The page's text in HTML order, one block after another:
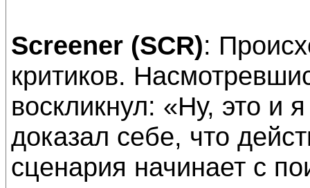
Screener (SCR):
критиков.
воскликнул: «Ну, это и
доказал себе, что
сценария начинает с